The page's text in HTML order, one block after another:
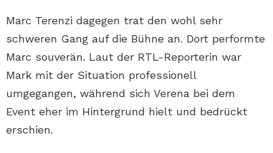
Marc Terenzi dagegen trat den wohl sehr
schweren Gang auf die Bühne an. Dort performte
Marc souverän. Laut der RTL-Reporterin war
Mark mit der Situation professionell
umgegangen, während sich Verena bei dem
Event eher im Hintergrund hielt und bedrückt
erschien.